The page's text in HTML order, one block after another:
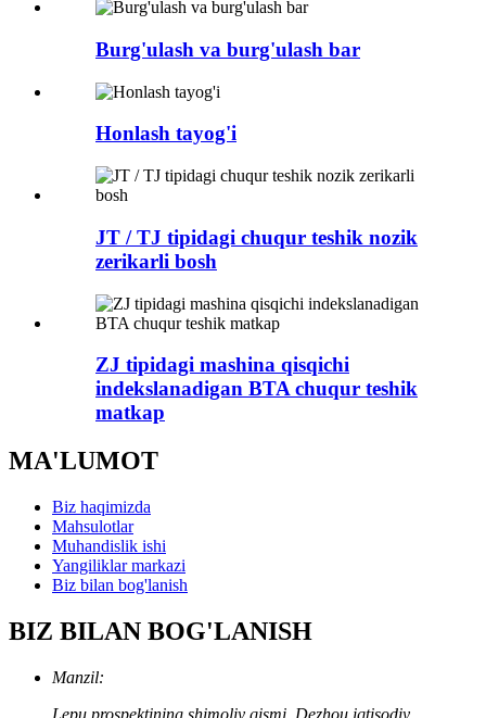
Burg'ulash va burg'ulash bar
Honlash tayog'i
JT / TJ tipidagi chuqur teshik nozik
zerikarli bosh
ZJ tipidagi mashina qisqichi
indekslanadigan BTA chuqur teshik
matkap
MA'LUMOT
Biz haqimizda
Mahsulotlar
Muhandislik ishi
Yangiliklar markazi
Biz bilan bog'lanish
BIZ BILAN BOG'LANISH
Manzil:
Lepu prospektining shimoliy qismi, Dezhou iqtisodiy